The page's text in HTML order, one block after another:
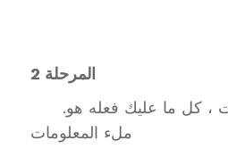
المرحلة 2
.بمجرد تعبئة السلة بالمنتجات ، كل ما عليك فعله هو
ملء المعلومات